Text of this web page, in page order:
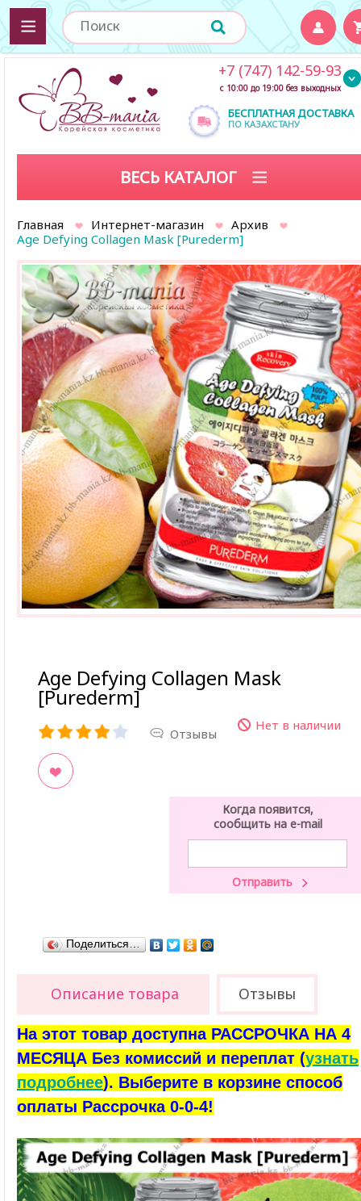
БЕСПЛАТНАЯ ДОСТАВКА
ПО КАЗАХСТАНУ
+7 (747) 142-59-93
с 10:00 до 19:00 без выходных
ВЕСЬ КАТАЛОГ
Главная Интернет-магазин
Архив
Age Defying Collagen Mask [Purederm]
Age Defying Collagen Mask
[Purederm]
Отзывы
Нет в наличии
Когда появится,
сообщить на e-mail
Поделиться…
Описание товара Отзывы
На этот товар доступна РАССРОЧКА НА 4
МЕСЯЦА Без комиссий и переплат (узнать
подробнее). Выберите в корзине способ
оплаты Рассрочка 0-0-4!